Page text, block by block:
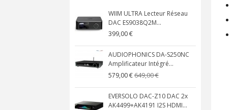
WIIM ULTRA Lecteur Réseau
DAC ES9038Q2M...
399,00 €
AUDIOPHONICS DA-S250NC
Amplificateur Intégré...
579,00 €649,00 €
EVERSOLO DAC-Z10 DAC 2x
AK4499+AK4191 I2S HDMI...